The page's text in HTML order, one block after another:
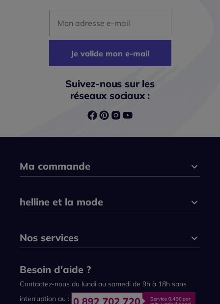
Je valide mon e-mail
Suivez-nous sur les
réseaux sociaux :
Ma commande
helline et la mode
Nos services
Besoin d'aide ?
Contactez-nous du lundi au samedi de 9h à 18h sans
interruption au :